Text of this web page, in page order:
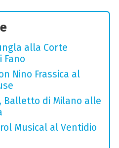
alla Corte
Fano
Nino Frassica al
Balletto di Milano alle
Musical al Ventidio